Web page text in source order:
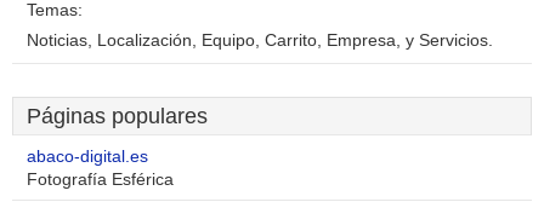
Temas:
Noticias, Localización, Equipo, Carrito, Empresa, y Servicios.
Páginas populares
abaco-digital.es
Fotografía Esférica